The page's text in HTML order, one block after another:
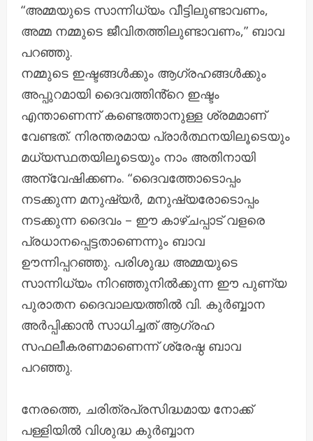
“അമ്മയുടെ സാന്നിധ്യം വീട്ടിലുണ്ടാവണം,
അമ്മ നമ്മുടെ ജീവിതത്തിലുണ്ടാവണം,” ബാവ
പറഞ്ഞു.
നമ്മുടെ ഇഷ്ടങ്ങൾക്കും ആഗ്രഹങ്ങൾക്കും
അപ്പുറമായി ദൈവത്തിൻ്റെ ഇഷ്ടം
എന്താണെന്ന് കണ്ടെത്താനുള്ള ശ്രമമാണ്
വേണ്ടത്. നിരന്തരമായ പ്രാർത്ഥനയിലൂടെയും
മധ്യസ്ഥതയിലൂടെയും നാം അതിനായി
അന്വേഷിക്കണം. “ദൈവത്തോടൊപ്പം
നടക്കുന്ന മനുഷ്യർ, മനുഷ്യരോടൊപ്പം
നടക്കുന്ന ദൈവം – ഈ കാഴ്ചപ്പാട് വളരെ
പ്രധാനപ്പെട്ടതാണെന്നും ബാവ
ഊന്നിപ്പറഞ്ഞു. പരിശുദ്ധ അമ്മയുടെ
സാന്നിധ്യം നിറഞ്ഞുനില്‍ക്കുന്ന ഈ പുണ്യ
പുരാതന ദൈവാലയത്തിൽ വി. കുർബ്ബാന
അർപ്പിക്കാൻ സാധിച്ചത് ആഗ്രഹ
സഫലീകരണമാണെന്ന് ശ്രേഷ്ഠ ബാവ
പറഞ്ഞു.
നേരത്തെ, ചരിത്രപ്രസിദ്ധമായ നോക്ക്
പള്ളിയില്‍ വിശുദ്ധ കുർബ്ബാന